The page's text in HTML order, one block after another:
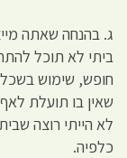
ג. בהנחה שאתה
ביתי לא תוכל
חופש, שימוש
שאין בו תועלת
לא הייתי רוצה
כלפיה.